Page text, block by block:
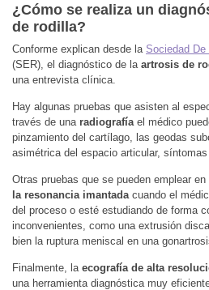
¿Cómo se realiza un
de rodilla?
Conforme explican desde la Sociedad
(SER), el diagnóstico de la artrosis de
una entrevista clínica.
Hay algunas pruebas que asisten al
través de una radiografía el médico
pinzamiento del cartílago, las geodas
asimétrica del espacio articular, síntomas
Otras pruebas que se pueden emplear
la resonancia imantada cuando el
del proceso o esté estudiando de forma
inconvenientes, como una extrusión
bien la ruptura meniscal en una
Finalmente, la ecografía de alta
una herramienta diagnóstica muy